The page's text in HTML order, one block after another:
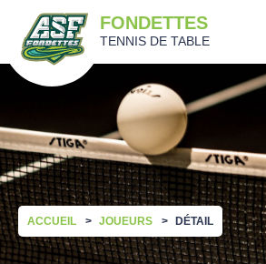
FONDETTES
TENNIS DE TABLE
ACCUEIL JOUEURS DÉTAIL